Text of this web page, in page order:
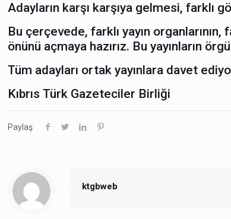
Adayların karşı karşıya gelmesi,
Bu çerçevede, farklı yayın
önünü açmaya hazırız. Bu yayınların
Tüm adayları ortak yayınlara davet
Kıbrıs Türk Gazeteciler Birliği
Paylaş
ktgbweb